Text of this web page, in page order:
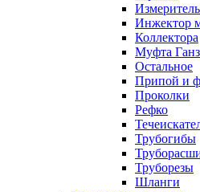
Инжектор
Коллектора
Муфта
Остальное
Припой и
Проколки
Рефко
Трубогибы
Труборезы
Шланги